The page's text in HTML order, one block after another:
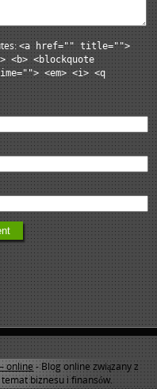
<a href="" title="">
<blockquote
<em> <i> <q
online- Blog online związany z
biznesu i finansów.